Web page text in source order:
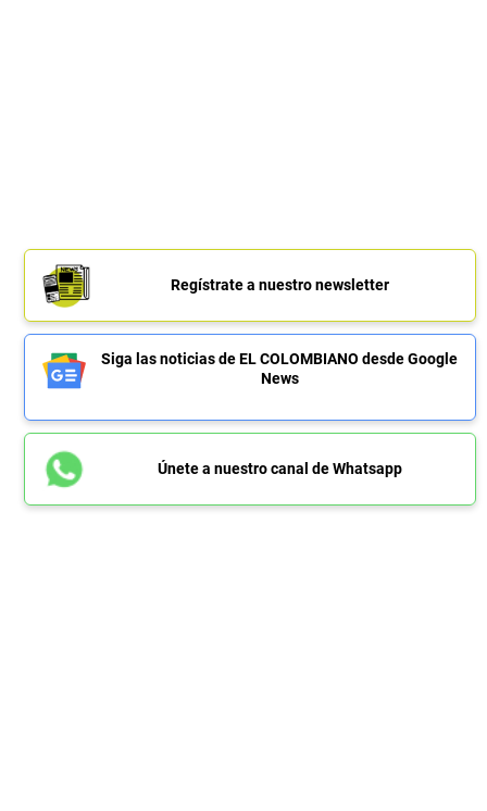
Regístrate a nuestro newsletter
Siga las noticias de EL COLOMBIANO desde Google
News
Únete a nuestro canal de Whatsapp